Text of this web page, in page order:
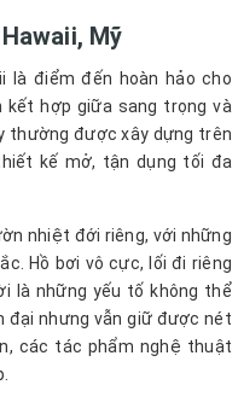
Mỹ
là điểm đến hoàn hảo cho
hợp giữa sang trọng và
thường được xây dựng trên
kế mở, tận dụng tối đa
nhiệt đới riêng, với những
Hồ bơi vô cực, lối đi riêng
là những yếu tố không thể
đại nhưng vẫn giữ được nét
các tác phẩm nghệ thuật